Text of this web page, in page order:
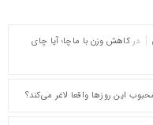
در کاهش وزن با ماچا؛ آیا چای
این روزها واقعا لاغر می‌کند؟